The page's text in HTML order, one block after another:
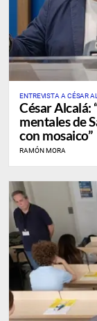
ENTREVISTA A CÉSAR
César Alcalá:
mentales de
con mosaico”
RAMÓN MORA